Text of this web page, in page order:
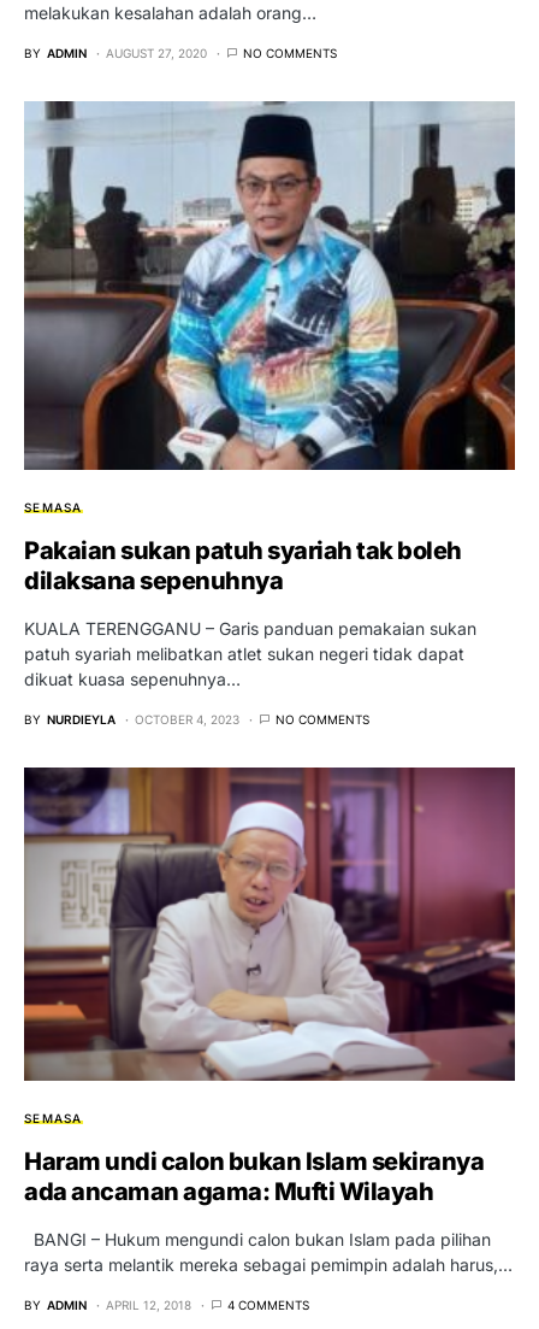
melakukan kesalahan adalah orang…
BY ADMIN AUGUST 27, 2020 NO COMMENTS
SEMASA
Pakaian sukan patuh syariah tak boleh
dilaksana sepenuhnya
KUALA TERENGGANU – Garis panduan pemakaian sukan
patuh syariah melibatkan atlet sukan negeri tidak dapat
dikuat kuasa sepenuhnya…
BY NURDIEYLA OCTOBER 4, 2023 NO COMMENTS
SEMASA
Haram undi calon bukan Islam sekiranya
ada ancaman agama: Mufti Wilayah
BANGI – Hukum mengundi calon bukan Islam pada pilihan
raya serta melantik mereka sebagai pemimpin adalah harus,…
BY ADMIN APRIL 12, 2018 4 COMMENTS